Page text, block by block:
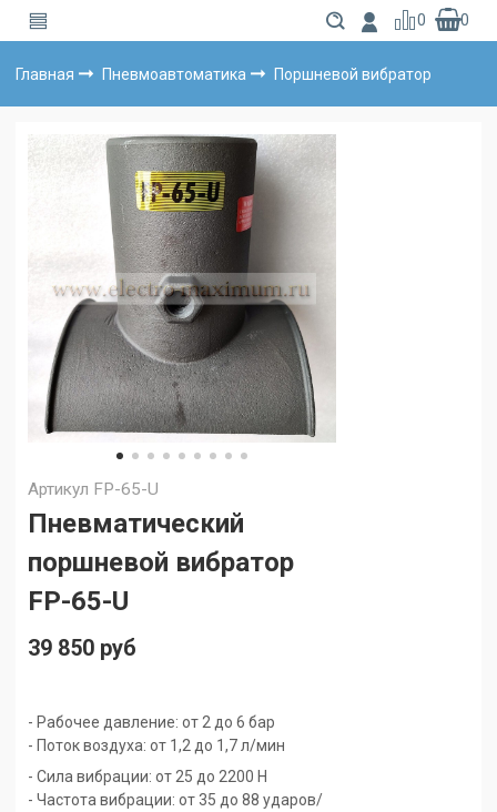
0 0
Главная Пневмоавтоматика Поршневой вибратор
Артикул FP-65-U
Пневматический
поршневой вибратор
FP-65-U
39 850 руб
- Рабочее давление: от 2 до 6 бар
- Поток воздуха: от 1,2 до 1,7 л/мин
- Сила вибрации: от 25 до 2200 Н
- Частота вибрации: от 35 до 88 ударов/